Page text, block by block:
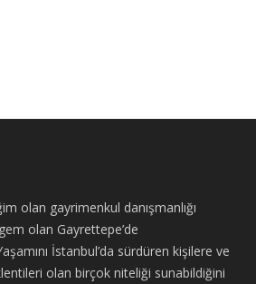
olan gayrimenkul danışmanlığı
olan Gayrettepe’de
İstanbul’da sürdüren kişilere ve
olan birçok niteliği sunabildiğini